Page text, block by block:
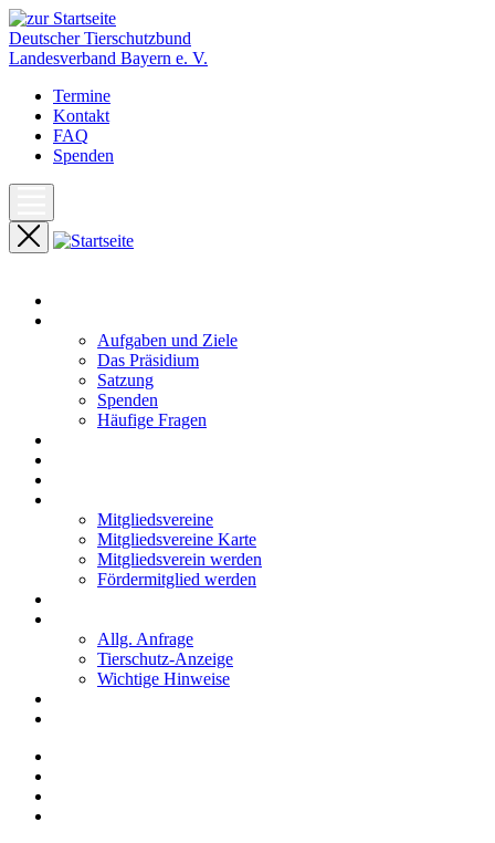
Deutscher Tierschutzbund
Landesverband Bayern e. V.
Termine
Kontakt
FAQ
Spenden
Aufgaben und Ziele
Das Präsidium
Satzung
Spenden
Häufige Fragen
Mitgliedsvereine
Mitgliedsvereine Karte
Mitgliedsverein werden
Fördermitglied werden
Allg. Anfrage
Tierschutz-Anzeige
Wichtige Hinweise